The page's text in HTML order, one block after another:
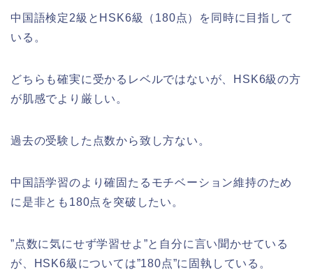
中国語検定2級とHSK6級（180点）を同時に目指して
いる。
どちらも確実に受かるレベルではないが、HSK6級の方
が肌感でより厳しい。
過去の受験した点数から致し方ない。
中国語学習のより確固たるモチベーション維持のため
に是非とも180点を突破したい。
”点数に気にせず学習せよ”と自分に言い聞かせている
が、HSK6級については”180点”に固執している。